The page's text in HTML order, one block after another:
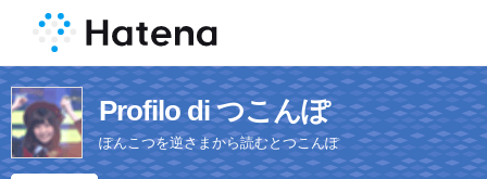
Profilo di つこんぽ
ぽんこつを逆さまから読むとつこんぽ